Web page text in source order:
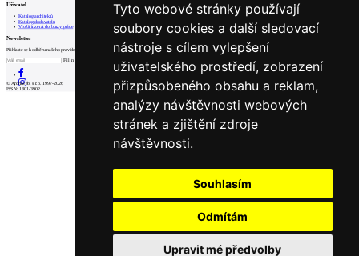
Tyto webové stránky používají
soubory cookies a další sledovací
nástroje s cílem vylepšení
uživatelského prostředí, zobrazení
přizpůsobeného obsahu a reklam,
analýzy návštěvnosti webových
stránek a zjištění zdroje
návštěvnosti.
Souhlasím
Odmítám
Upravit mé předvolby
Uživatel
Katalog architektů
Katalog dodavatelů
Vložit inzerát do burzy práce
Newsletter
Přihlaste se k odběru našeho pravidelného týdenního newsletteru:
Fill in „nospam“
© Archiweb, s.r.o. 1997-2026
ISSN: 1801-3902